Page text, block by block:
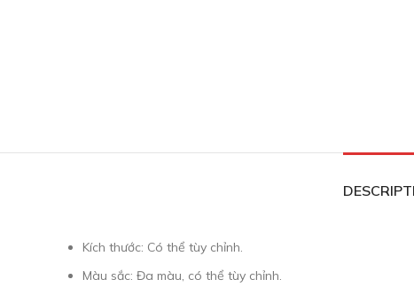
Kích thước: Có thể tùy chỉnh.
Màu sắc: Đa màu, có thể tùy chỉnh.